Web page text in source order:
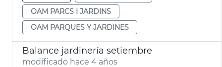
OAM PARCS I JARDINS
OAM PARQUES Y JARDINES
Balance jardinería setiembre
modificado hace 4 años